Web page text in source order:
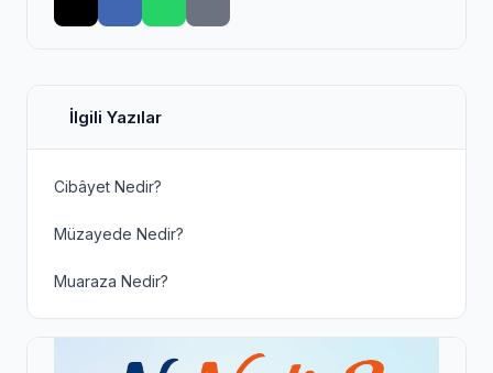
İlgili Yazılar
Cibâyet Nedir?
Müzayede Nedir?
Muaraza Nedir?